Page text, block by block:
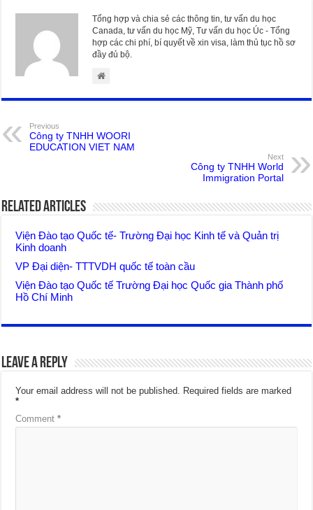
Tổng hợp và chia sẻ các thông tin, tư vấn du học
Canada, tư vấn du học Mỹ, Tư vấn du học Úc - Tổng
hợp các chi phí, bí quyết về xin visa, làm thủ tục hồ sơ
đầy đủ bộ.
Previous
Công ty TNHH WOORI
EDUCATION VIET NAM
Next
Công ty TNHH World
Immigration Portal
Related Articles
Viện Đào tạo Quốc tế- Trường Đại học Kinh tế và Quản trị
Kinh doanh
VP Đại diện- TTTVDH quốc tế toàn cầu
Viện Đào tạo Quốc tế Trường Đại học Quốc gia Thành phố
Hồ Chí Minh
Leave a Reply
Your email address will not be published. Required fields are marked
*
Comment*